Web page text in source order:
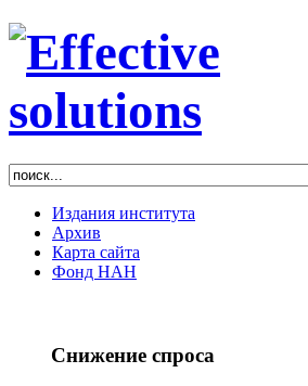
Издания института
Архив
Карта сайта
Фонд НАН
Снижение спроса